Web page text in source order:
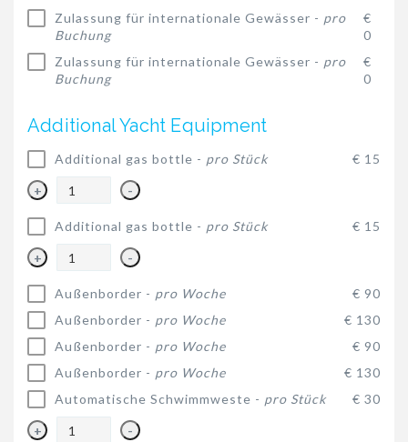
Zulassung für internationale Gewässer - pro
Buchung
€
0
Zulassung für internationale Gewässer - pro
Buchung
€
0
Additional Yacht Equipment
Additional gas bottle - pro Stück € 15
+ -
Additional gas bottle - pro Stück € 15
+ -
Außenborder - pro Woche
€ 90
Außenborder - pro Woche
€ 130
Außenborder - pro Woche
€ 90
Außenborder - pro Woche
€ 130
Automatische Schwimmweste - pro Stück € 30
+ -